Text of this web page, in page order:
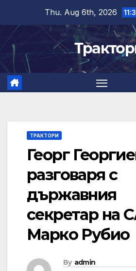
content
Thu. Aug 6th, 2026
ТРАКТОРИ
Георг
разговаря с
държавния
секретар на
Марко Рубио
By admin